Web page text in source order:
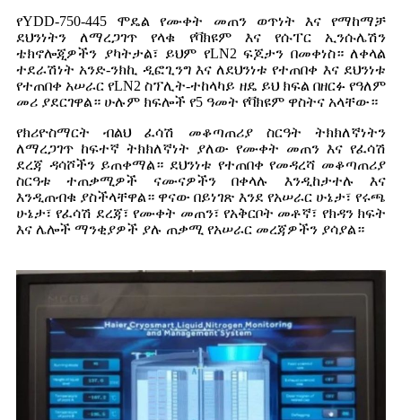
የYDD-750-445 ሞዴል የሙቀት መጠን ወጥነት እና የማከማቻ
ደህንነትን ለማረጋገጥ የላቁ የቫክዩም እና የሱፐር ኢንሱሌሽን
ቴክኖሎጂዎችን ያካትታል፣ ይህም የLN2 ፍጆታን በመቀነስ። ለቀላል
ተደራሽነት አንድ-ንክኪ ዲፎጊንግ እና ለደህንነቱ የተጠበቀ እና ደህንነቱ
የተጠበቀ አሠራር የLN2 ስፕሊት-ተከላካይ ዘዴ ይህ ክፍል በዘርፉ የዓለም
መሪ ያደርገዋል። ሁሉም ክፍሎች የ5 ዓመት የቫክዩም ዋስትና አላቸው።
የክሪዮስማርት ብልህ ፈሳሽ መቆጣጠሪያ ስርዓት ትክክለኛነትን
ለማረጋገጥ ከፍተኛ ትክክለኛነት ያለው የሙቀት መጠን እና የፈሳሽ
ደረጃ ዳሳሾችን ይጠቀማል። ደህንነቱ የተጠበቀ የመዳረሻ መቆጣጠሪያ
ስርዓቱ ተጠቃሚዎች ናሙናዎችን በቀላሉ እንዲከታተሉ እና
እንዲጠብቁ ያስችላቸዋል። ዋናው በይነገጽ እንደ የአሠራር ሁኔታ፣ የሩጫ
ሁኔታ፣ የፈሳሽ ደረጃ፣ የሙቀት መጠን፣ የአቅርቦት መቶኛ፣ የክዳን ክፍት
እና ሌሎች ማንቂያዎች ያሉ ጠቃሚ የአሠራር መረጃዎችን ያሳያል።